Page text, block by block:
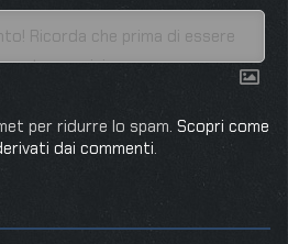
per ridurre lo spam. Scopri come
dai commenti.